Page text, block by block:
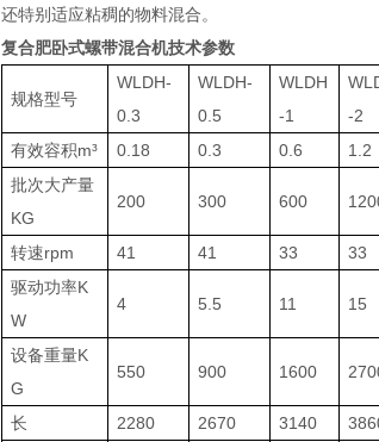
还特别适应粘稠的物料混合。
复合肥卧式螺带混合机技术参数
规格型号
WLDH-
0.3
WLDH-
0.5
WLDH
-1
-2
有效容积m³
0.18 0.3 0.6 1.2
批次大产量
KG
200 300 600
转速rpm 41 41 33 33
驱动功率K
W
4 5.5 11 15
设备重量K
G
550 900 1600
长 2280 2670 3140